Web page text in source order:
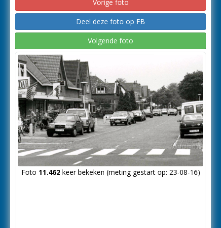
Vorige foto
Deel deze foto op FB
Volgende foto
Foto 11.462keer bekeken (meting gestart op: 23-08-16)